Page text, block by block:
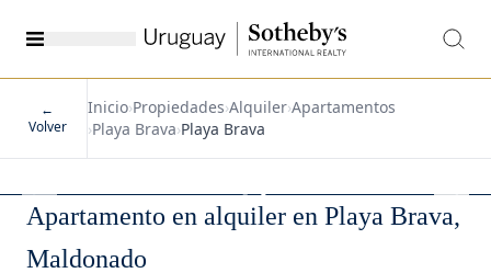
←
Volver
Inicio›Propiedades›Alquiler›Apartamentos
›Playa Brava›Playa Brava
1/19
Apartamento en alquiler en Playa Brava,
Maldonado